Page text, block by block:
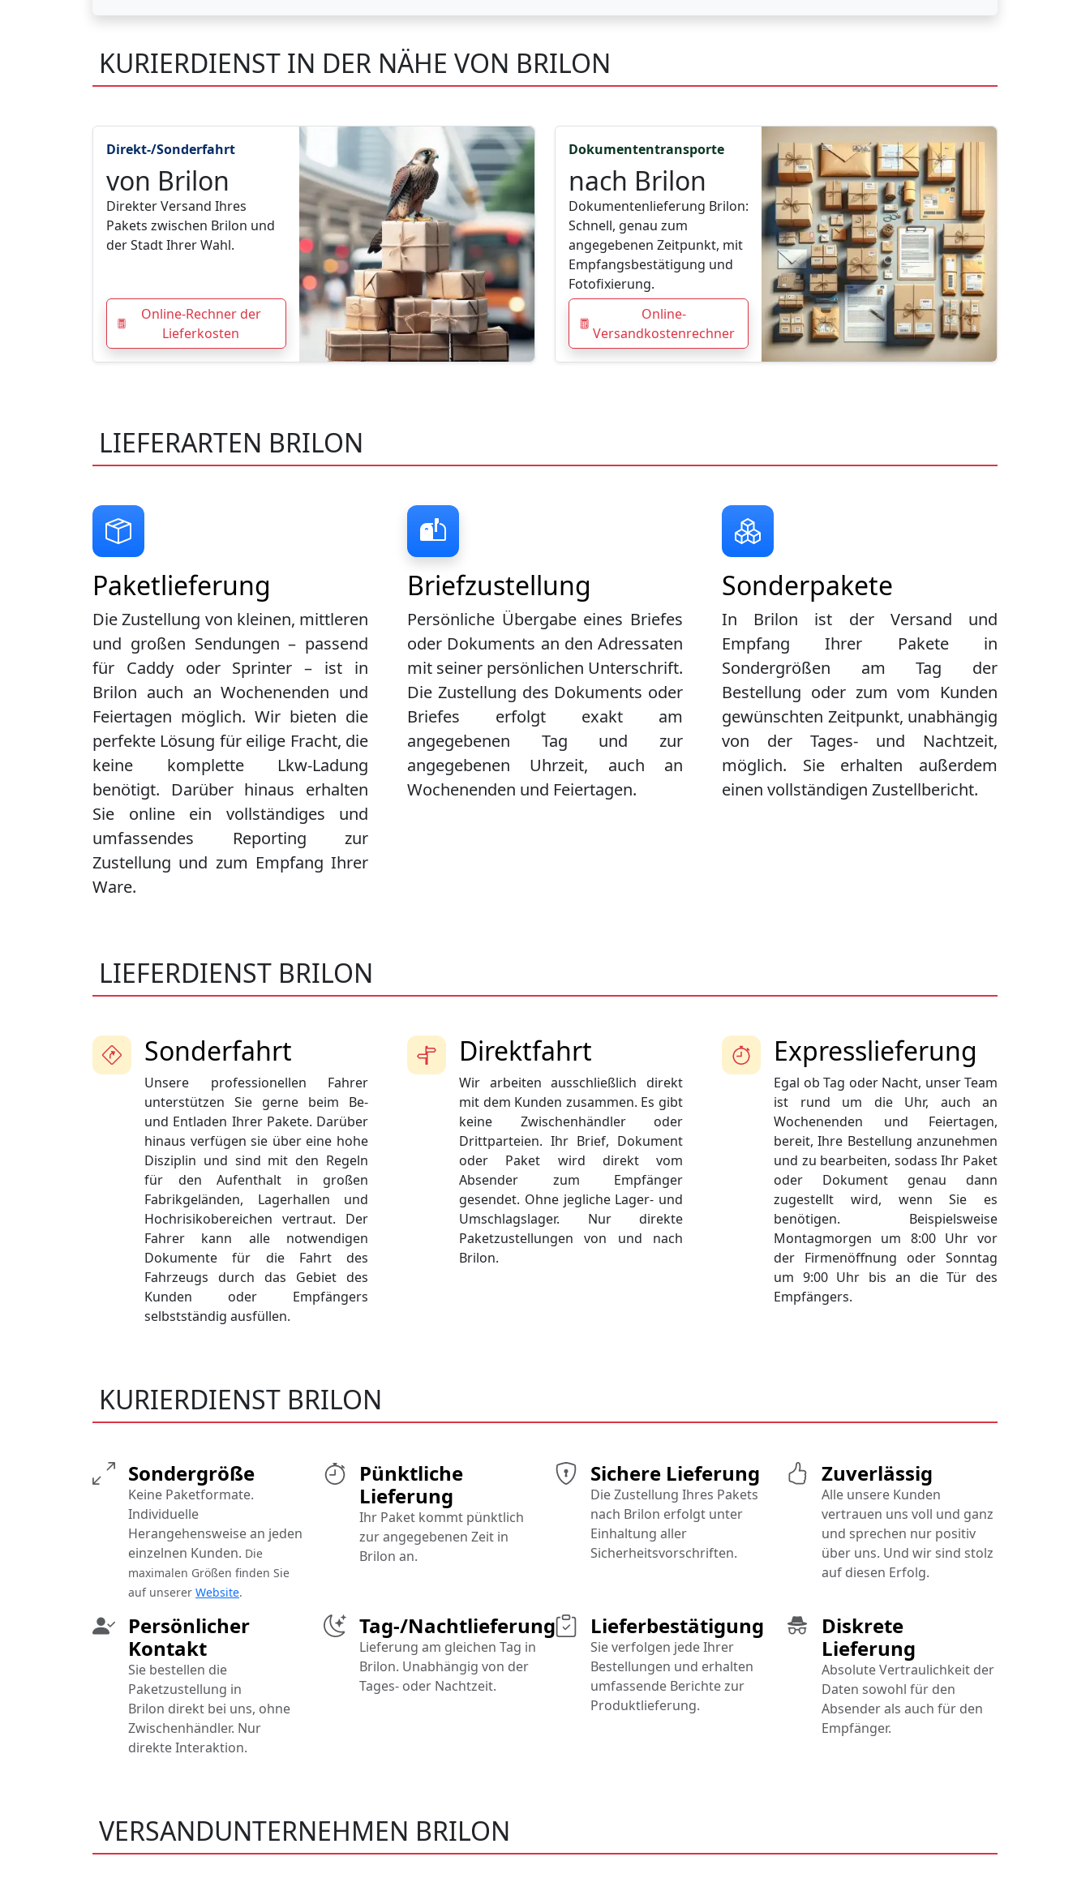
KURIERDIENST IN DER NÄHE VON BRILON
Direkt-/Sonderfahrt
von Brilon
Direkter Versand Ihres
Pakets zwischen Brilon und
der Stadt Ihrer Wahl.
Online-Rechner der
Lieferkosten
Dokumententransporte
nach Brilon
Dokumentenlieferung Brilon:
Schnell, genau zum
angegebenen Zeitpunkt, mit
Empfangsbestätigung und
Fotofixierung.
Online-
Versandkostenrechner
LIEFERARTEN BRILON
Briefzustellung
Persönliche Übergabe eines Briefes
oder Dokuments an den Adressaten
mit seiner persönlichen Unterschrift.
Die Zustellung des Dokuments oder
Briefes erfolgt exakt am
angegebenen Tag und zur
angegebenen Uhrzeit, auch an
Wochenenden und Feiertagen.
Paketlieferung
Die Zustellung von kleinen, mittleren
und großen Sendungen – passend
für Caddy oder Sprinter – ist in
Brilon auch an Wochenenden und
Feiertagen möglich. Wir bieten die
perfekte Lösung für eilige Fracht, die
keine komplette Lkw-Ladung
benötigt. Darüber hinaus erhalten
Sie online ein vollständiges und
umfassendes Reporting zur
Zustellung und zum Empfang Ihrer
Ware.
Sonderpakete
In Brilon ist der Versand und
Empfang Ihrer Pakete in
Sondergrößen am Tag der
Bestellung oder zum vom Kunden
gewünschten Zeitpunkt, unabhängig
von der Tages- und Nachtzeit,
möglich. Sie erhalten außerdem
einen vollständigen Zustellbericht.
LIEFERDIENST BRILON
Sonderfahrt
Unsere professionellen Fahrer
unterstützen Sie gerne beim Be-
und Entladen Ihrer Pakete. Darüber
hinaus verfügen sie über eine hohe
Disziplin und sind mit den Regeln
für den Aufenthalt in großen
Fabrikgeländen, Lagerhallen und
Hochrisikobereichen vertraut. Der
Fahrer kann alle notwendigen
Dokumente für die Fahrt des
Fahrzeugs durch das Gebiet des
Kunden oder Empfängers
selbstständig ausfüllen.
Direktfahrt
Wir arbeiten ausschließlich direkt
mit dem Kunden zusammen. Es gibt
keine Zwischenhändler oder
Drittparteien. Ihr Brief, Dokument
oder Paket wird direkt vom
Absender zum Empfänger
gesendet. Ohne jegliche Lager- und
Umschlagslager. Nur direkte
Paketzustellungen von und nach
Brilon.
Expresslieferung
Egal ob Tag oder Nacht, unser Team
ist rund um die Uhr, auch an
Wochenenden und Feiertagen,
bereit, Ihre Bestellung anzunehmen
und zu bearbeiten, sodass Ihr Paket
oder Dokument genau dann
zugestellt wird, wenn Sie es
benötigen. Beispielsweise
Montagmorgen um 8:00 Uhr vor
der Firmenöffnung oder Sonntag
um 9:00 Uhr bis an die Tür des
Empfängers.
KURIERDIENST BRILON
Pünktliche
Lieferung
Ihr Paket kommt pünktlich
zur angegebenen Zeit in
Brilon an.
Sichere Lieferung
Die Zustellung Ihres Pakets
nach Brilon erfolgt unter
Einhaltung aller
Sicherheitsvorschriften.
Diskrete
Lieferung
Absolute Vertraulichkeit der
Daten sowohl für den
Absender als auch für den
Empfänger.
Tag-/Nachtlieferung
Lieferung am gleichen Tag in
Brilon. Unabhängig von der
Tages- oder Nachtzeit.
Persönlicher
Kontakt
Sie bestellen die
Paketzustellung in
Brilon direkt bei uns, ohne
Zwischenhändler. Nur
direkte Interaktion.
Sondergröße
Keine Paketformate.
Individuelle
Herangehensweise an jeden
einzelnen Kunden. Die
maximalen Größen finden Sie
auf unserer Website.
Lieferbestätigung
Sie verfolgen jede Ihrer
Bestellungen und erhalten
umfassende Berichte zur
Produktlieferung.
Zuverlässig
Alle unsere Kunden
vertrauen uns voll und ganz
und sprechen nur positiv
über uns. Und wir sind stolz
auf diesen Erfolg.
VERSANDUNTERNEHMEN BRILON